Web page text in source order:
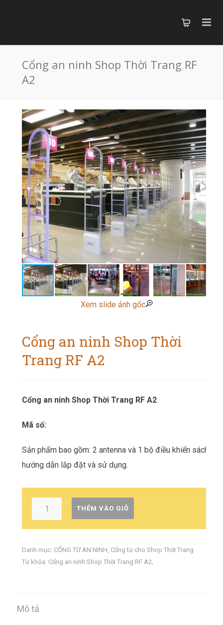
Cổng an ninh Shop Thời Trang RF
A2
Xem slide ảnh gốc
Cổng an ninh Shop Thời
Trang RF A2
Cổng an ninh Shop Thời Trang RF A2
Mã số:
Sản phẩm bao gồm: 2 antenna và 1 bộ điều khiển sách
hướng dẫn lắp đặt và sử dụng.
THÊM VÀO GIỎ
Danh mục: CỔNG TỪ AN NINH, Cổng từ cho Shop Thời Trang
Từ khóa: Cổng an ninh Shop Thời Trang RF A2,
Mô tả